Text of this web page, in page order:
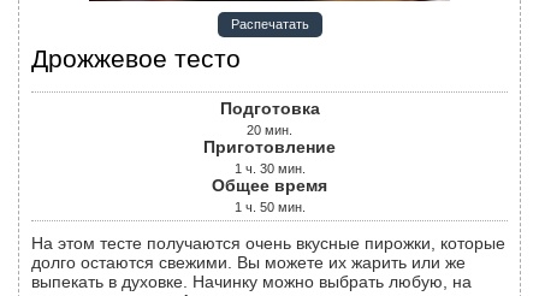
Распечатать
Дрожжевое тесто
Подготовка
20 мин.
Приготовление
1 ч. 30 мин.
Общее время
1 ч. 50 мин.
На этом тесте получаются очень вкусные пирожки, которые
долго остаются свежими. Вы можете их жарить или же
выпекать в духовке. Начинку можно выбрать любую, на